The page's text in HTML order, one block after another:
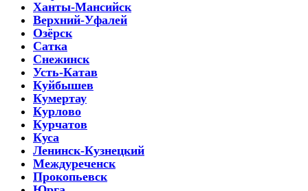
Ханты-Мансийск
Верхний-Уфалей
Озёрск
Сатка
Снежинск
Усть-Катав
Куйбышев
Кумертау
Курлово
Курчатов
Куса
Ленинск-Кузнецкий
Междуреченск
Прокопьевск